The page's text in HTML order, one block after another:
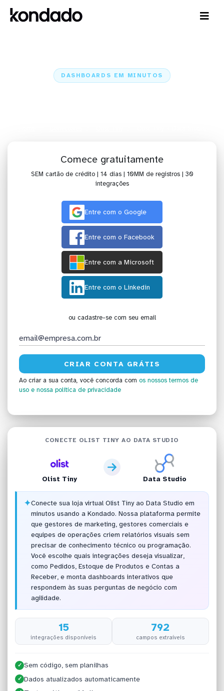
DASHBOARDS EM MINUTOS
Comece gratuitamente
SEM cartão de crédito | 14 dias | 10MM de registros | 30
integrações
Entre com o Google
Entre com o Facebook
Entre com a Microsoft
Entre com o Linkedin
ou cadastre-se com seu email
Ao criar a sua conta, você concorda com os nossos termos de
uso e nossa política de privacidade
CONECTE OLIST TINY AO DATA STUDIO
Olist Tiny Data Studio
✦Conecte sua loja virtual Olist Tiny ao Data Studio em
minutos usando a Kondado. Nossa plataforma permite
que gestores de marketing, gestores comerciais e
equipes de operações criem relatórios visuais sem
precisar de conhecimento técnico ou programação.
Você escolhe quais integrações deseja visualizar,
como Pedidos, Estoque de Produtos e Contas a
Receber, e monta dashboards interativos que
respondem às suas perguntas de negócio com
agilidade.
15
integrações disponíveis
792
campos extraíveis
✓ Sem código, sem planilhas
✓ Dados atualizados automaticamente